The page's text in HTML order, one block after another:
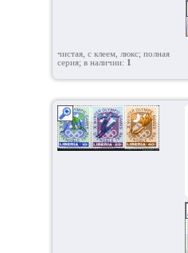
чистая, с клеем, люкс; полная
серия; в наличии: 1